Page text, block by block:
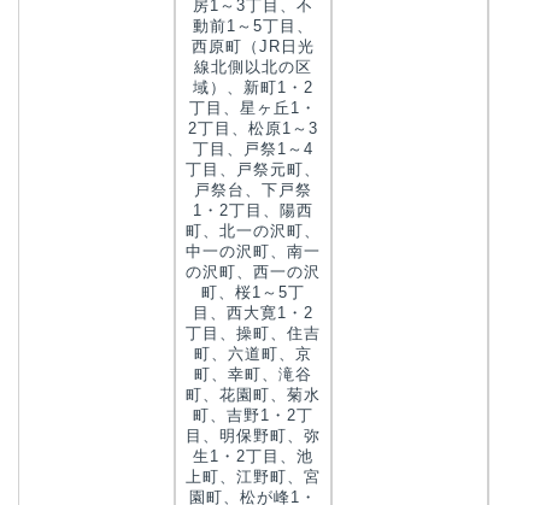
房1～3丁目、不
動前1～5丁目、
西原町（JR日光
線北側以北の区
域）、新町1・2
丁目、星ヶ丘1・
2丁目、松原1～3
丁目、戸祭1～4
丁目、戸祭元町、
戸祭台、下戸祭
1・2丁目、陽西
町、北一の沢町、
中一の沢町、南一
の沢町、西一の沢
町、桜1～5丁
目、西大寛1・2
丁目、操町、住吉
町、六道町、京
町、幸町、滝谷
町、花園町、菊水
町、吉野1・2丁
目、明保野町、弥
生1・2丁目、池
上町、江野町、宮
園町、松が峰1・